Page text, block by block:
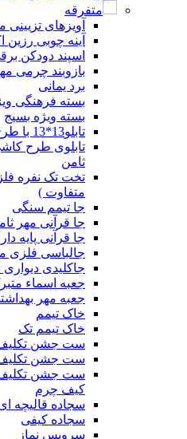
متفرقه
آویزهای
آینه چوبی رزین
اسپند دودکن
بازوبند چرمی
برد یمانی
بسته فرهنگی
بسته ویژه بسیج
تابلو13*13 با طرح کاشی مهر ثامن
ثامن
تخت تک نفره
متفاوت )
جا تیمم سنگی
جا قرآنی مهر
جا قرآنی پایه
جالباسی فلزی
جاکلیدی
جعبه اسماء
جعبه مهر
خاک تیمم
خاک تیمم تک
ست جشن
ست جشن تکلیف
ست جشن تکلیف
کیف چرم
سجاده قالیچه
سجاده کیفی
سرویس نماز